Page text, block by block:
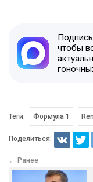
чтобы
Теги: Формула 1
Поделиться:
← Ранее